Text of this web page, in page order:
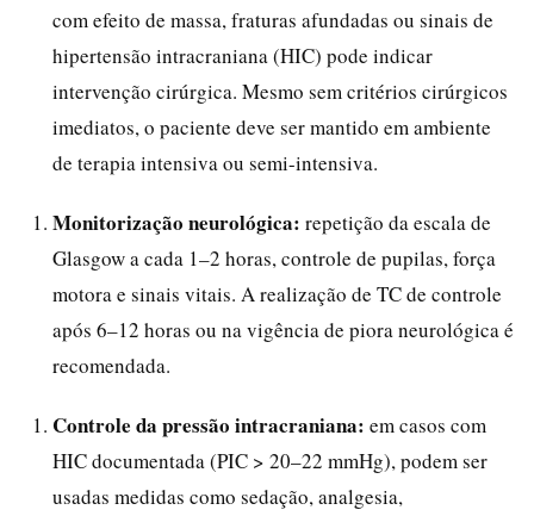
com efeito de massa, fraturas afundadas ou sinais de
hipertensão intracraniana (HIC) pode indicar
intervenção cirúrgica. Mesmo sem critérios cirúrgicos
imediatos, o paciente deve ser mantido em ambiente
de terapia intensiva ou semi-intensiva.
Monitorização neurológica: repetição da escala de
Glasgow a cada 1–2 horas, controle de pupilas, força
motora e sinais vitais. A realização de TC de controle
após 6–12 horas ou na vigência de piora neurológica é
recomendada.
Controle da pressão intracraniana: em casos com
HIC documentada (PIC > 20–22 mmHg), podem ser
usadas medidas como sedação, analgesia,